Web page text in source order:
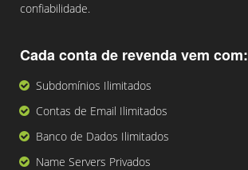
confiabilidade.
Cada conta de revenda vem com:
Subdomínios Ilimitados
Contas de Email Ilimitados
Banco de Dados Ilimitados
Name Servers Privados